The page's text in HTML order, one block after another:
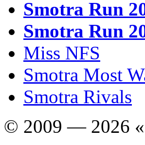
Smotra Run
Smotra Run
Miss NFS
Smotra Most
Smotra Rivals
© 2009 — 2026